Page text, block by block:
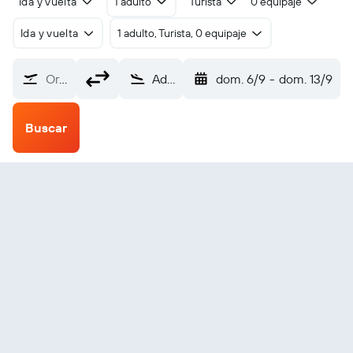
Ida y vuelta 1 adulto, Turista, 0 equipaje
Origen Addu City Gan/Seenu (GAN) dom. 6/9 - dom. 13/9
Buscar